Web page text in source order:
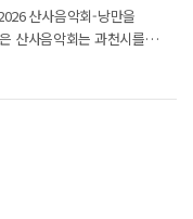
산사음악회-낭만을
산사음악회는 과천시를
기념해 마련됐다.이날